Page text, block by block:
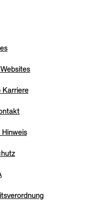
Karriere